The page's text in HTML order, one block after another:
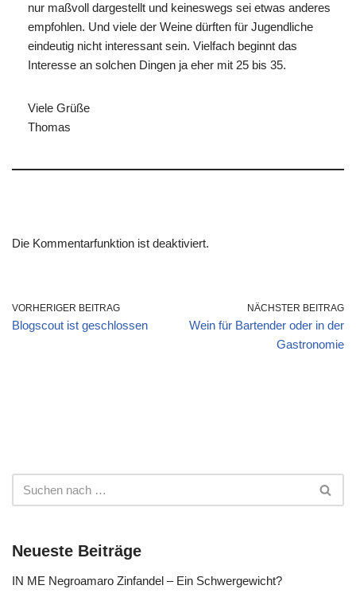
nur maßvoll dargestellt und keineswegs sei etwas anderes
empfohlen. Und viele der Weine dürften für Jugendliche
eindeutig nicht interessant sein. Vielfach beginnt das
Interesse an solchen Dingen ja eher mit 25 bis 35.
Viele Grüße
Thomas
Die Kommentarfunktion ist deaktiviert.
VORHERIGER BEITRAG
Blogscout ist geschlossen
NÄCHSTER BEITRAG
Wein für Bartender oder in der
Gastronomie
Neueste Beiträge
IN ME Negroamaro Zinfandel – Ein Schwergewicht?